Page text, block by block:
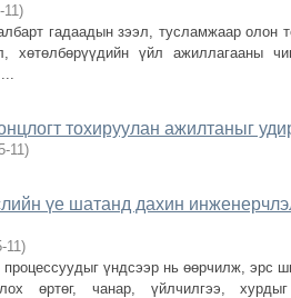
11)
гадаадын зээл, тусламжаар олон
хөтөлбөрүүдийн үйл ажиллагааны
тохируулан ажилтаныг
11)
үе шатанд дахин
11)
үндсээр нь өөрчилж, эрс
өртөг, чанар, үйлчилгээ,